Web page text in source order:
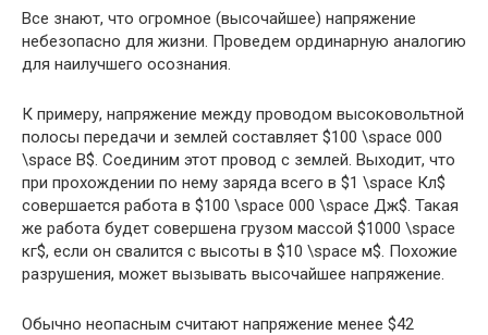
Все знают, что огромное (высочайшее) напряжение
небезопасно для жизни. Проведем ординарную аналогию
для наилучшего осознания.
К примеру, напряжение между проводом высоковольтной
полосы передачи и землей составляет $100 \space 000
\space В$. Соединим этот провод с землей. Выходит, что
при прохождении по нему заряда всего в $1 \space Кл$
совершается работа в $100 \space 000 \space Дж$. Такая
же работа будет совершена грузом массой $1000 \space
кг$, если он свалится с высоты в $10 \space м$. Похожие
разрушения, может вызывать высочайшее напряжение.
Обычно неопасным считают напряжение менее $42